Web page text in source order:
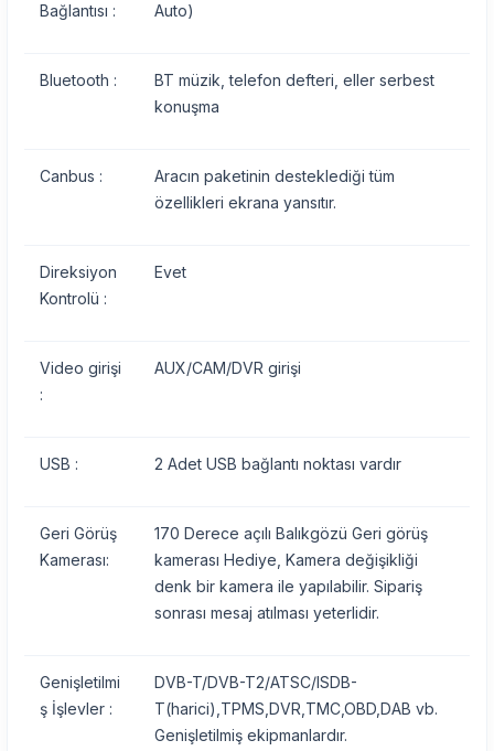
Bağlantısı : Auto)
Bluetooth :
BT müzik, telefon defteri, eller serbest
konuşma
Canbus :
Aracın paketinin desteklediği tüm
özellikleri ekrana yansıtır.
Direksiyon
Kontrolü :
Evet
Video girişi
:
AUX/CAM/DVR girişi
USB : 2 Adet USB bağlantı noktası vardır
Geri Görüş
Kamerası:
170 Derece açılı Balıkgözü Geri görüş
kamerası Hediye, Kamera değişikliği
denk bir kamera ile yapılabilir. Sipariş
sonrası mesaj atılması yeterlidir.
Genişletilmi
ş İşlevler :
DVB-T/DVB-T2/ATSC/ISDB-
T(harici),TPMS,DVR,TMC,OBD,DAB vb.
Genişletilmiş ekipmanlardır.